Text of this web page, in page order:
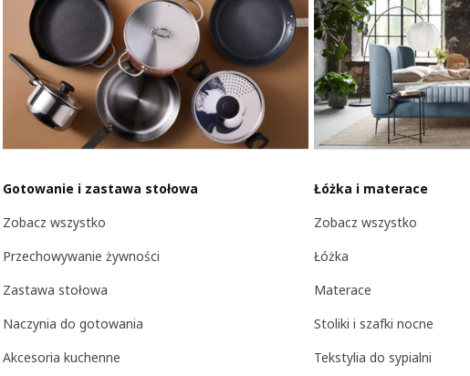
Gotowanie i zastawa stołowa
Zobacz wszystko
Przechowywanie żywności
Zastawa stołowa
Naczynia do gotowania
Akcesoria kuchenne
Łóżka i materace
Zobacz wszystko
Łóżka
Materace
Stoliki i szafki nocne
Tekstylia do sypialni